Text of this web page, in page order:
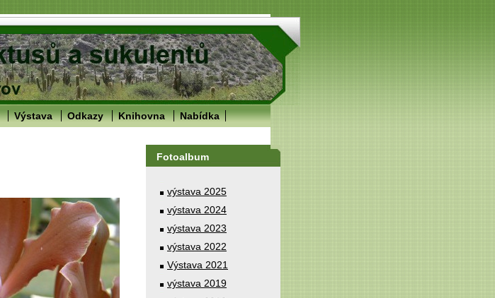
Výstava Odkazy Knihovna Nabídka
Fotoalbum
výstava 2025
výstava 2024
výstava 2023
výstava 2022
Výstava 2021
výstava 2019